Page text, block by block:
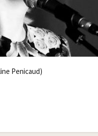
Penicaud)